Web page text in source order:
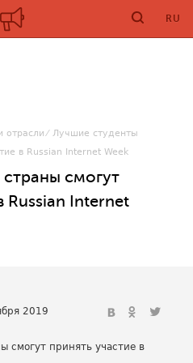
RU
отрасли
Лучшие студенты
в Russian Internet Week
смогут
Russian Internet
2019